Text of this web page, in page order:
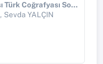
II. Uluslararası Türk Coğrafyası Sosyal Bilimler Araştırmaları Kongresi
, Sevda YALÇIN